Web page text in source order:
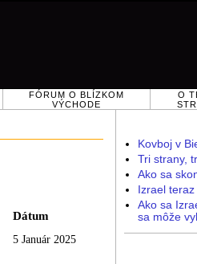
FÓRUM O BLÍZKOM
VÝCHODE
O
Dátum
5 Január 2025
Kovboj v
Tri strany,
Ako sa
Izrael
Ako sa
sa môže